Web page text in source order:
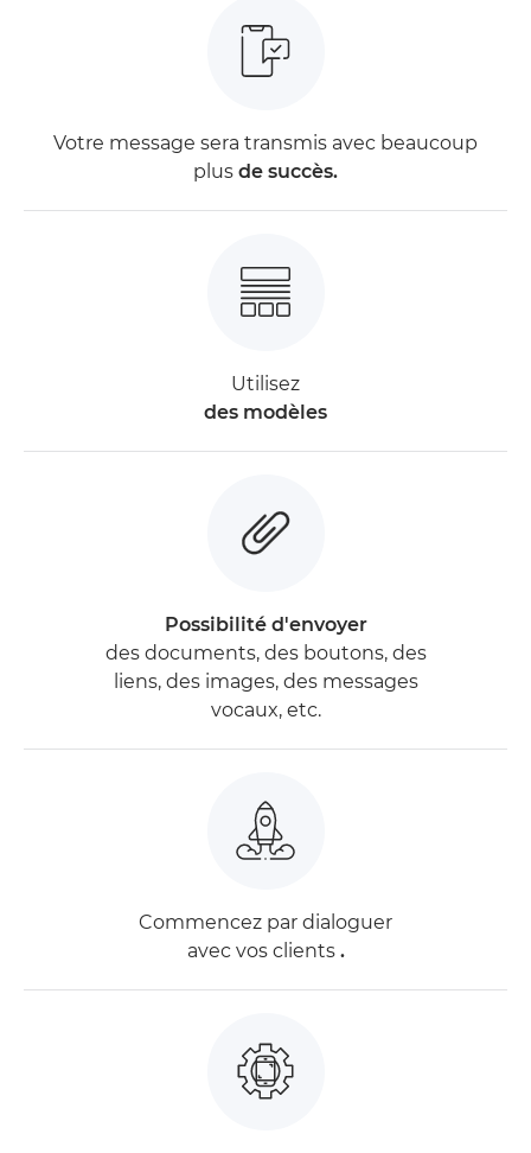
Votre message sera transmis avec beaucoup
plus de succès.
Utilisez
des modèles
Possibilité d'envoyer
des documents, des boutons, des
liens, des images, des messages
vocaux, etc.
Commencez par dialoguer
avec vos clients .